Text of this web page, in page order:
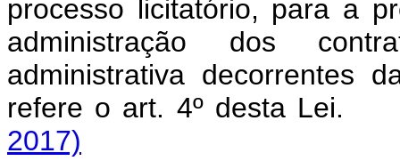
processo licitatório, para a
administração dos
administrativa decorrentes
refere o art. 4º desta
2017)